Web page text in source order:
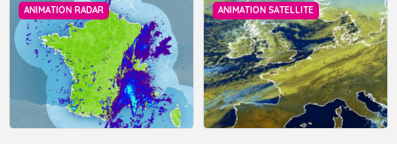
ANIMATION RADAR ANIMATION SATELLITE